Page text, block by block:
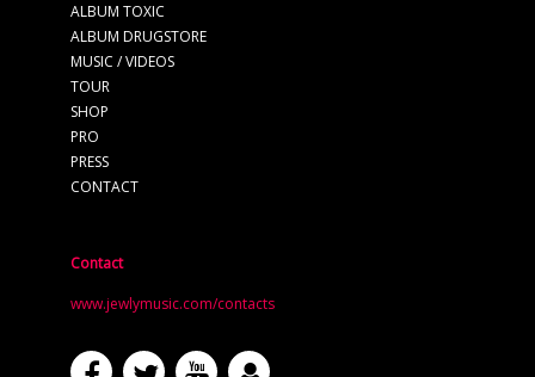
ALBUM TOXIC
ALBUM DRUGSTORE
MUSIC / VIDEOS
TOUR
SHOP
PRO
PRESS
CONTACT
Contact
www.jewlymusic.com/contacts